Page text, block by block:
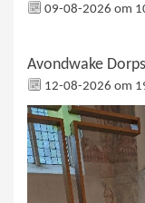
09-08-2026 om
Avondwake
12-08-2026 om